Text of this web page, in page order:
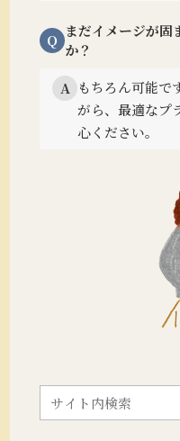
Q
まだイメージが固
か？
A もちろん可能で
がら、最適なプ
心ください。